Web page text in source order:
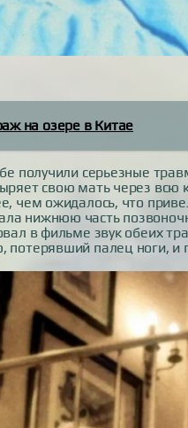
на озере в Китае
получили серьезные
свою мать через всю
чем ожидалось, что
нижнюю часть
в фильме звук обеих
палец ноги,